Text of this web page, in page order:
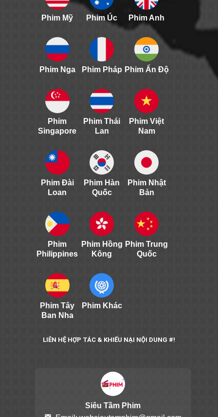
Phim Mỹ Phim Úc Phim Anh
Phim Nga Phim Pháp Phim Ấn Độ
Phim
Singapore
Phim Thái
Lan
Phim Việt
Nam
Phim Đài
Loan
Phim Hàn
Quốc
Phim Nhật
Bản
Phim
Philippines
Phim Hồng
Kông
Phim Trung
Quốc
Phim Tây
Ban Nha
Phim Khác
LIÊN HỆ HỢP TÁC & KHIẾU NẠI NỘI DUNG #!
Siêu Tầm Phim